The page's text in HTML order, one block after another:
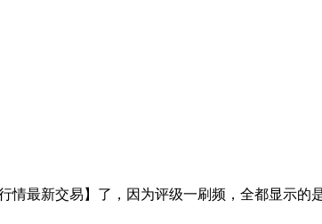
情最新交易】了，因为评级一刷频，全都显示的